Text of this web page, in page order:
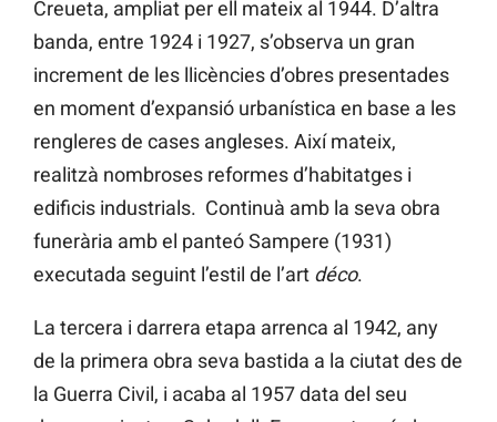
Creueta, ampliat per ell mateix al 1944. D’altra
banda, entre 1924 i 1927, s’observa un gran
increment de les llicències d’obres presentades
en moment d’expansió urbanística en base a les
rengleres de cases angleses. Així mateix,
realitzà nombroses reformes d’habitatges i
edificis industrials. Continuà amb la seva obra
funerària amb el panteó Sampere (1931)
executada seguint l’estil de l’art déco.
La tercera i darrera etapa arrenca al 1942, any
de la primera obra seva bastida a la ciutat des de
la Guerra Civil, i acaba al 1957 data del seu